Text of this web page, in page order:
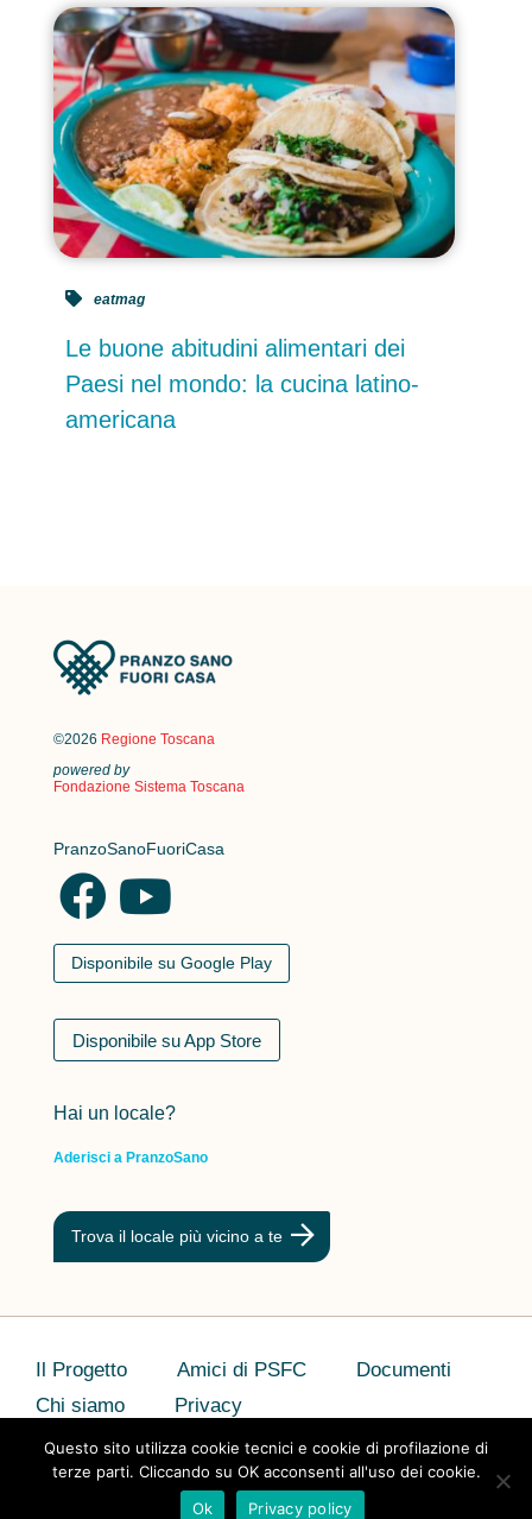
Le buone abitudini alimentari dei
Paesi nel mondo: la cucina latino-
americana
eatmag
©2026 Regione Toscana
powered by
Fondazione Sistema Toscana
PranzoSanoFuoriCasa
Disponibile su Google Play
Disponibile su App Store
Hai un locale?
Aderisci a PranzoSano
Trova il locale più vicino a te
Il Progetto Amici di PSFC
Documenti
Chi siamo
Privacy
Questo sito utilizza cookie tecnici e cookie di profilazione di
terze parti. Cliccando su OK acconsenti all'uso dei cookie.
Ok
Privacy policy